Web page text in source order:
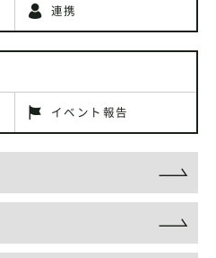
連携
イベント報告